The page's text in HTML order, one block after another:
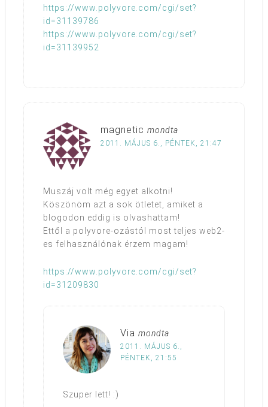
https://www.polyvore.com/cgi/set?
id=31139786
https://www.polyvore.com/cgi/set?
id=31139952
magnetic mondta
2011. MÁJUS 6., PÉNTEK, 21:47
Muszáj volt még egyet alkotni!
Köszönöm azt a sok ötletet, amiket a
blogodon eddig is olvashattam!
Ettől a polyvore-ozástól most teljes web2-
es felhasználónak érzem magam!
https://www.polyvore.com/cgi/set?
id=31209830
Via mondta
2011. MÁJUS 6.,
PÉNTEK, 21:55
Szuper lett! :)